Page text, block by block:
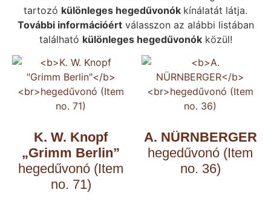
tartozó különleges hegedűvonók kínálatát látja.
További információértválasszon az alábbi listában
található különleges hegedűvonókközül!
K. W. Knopf
„Grimm Berlin”
hegedűvonó (Item
no. 71)
A. NÜRNBERGER
hegedűvonó (Item
no. 36)